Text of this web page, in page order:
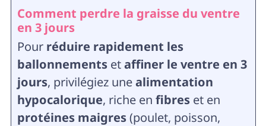
Comment perdre la graisse du ventre
en 3 jours
Pour réduire rapidement les
ballonnementsetaffiner le ventre en 3
jours, privilégiez unealimentation
hypocalorique, riche en fibreset en
protéines maigres(poulet, poisson,